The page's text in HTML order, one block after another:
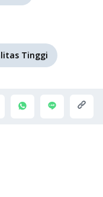
Tinggi